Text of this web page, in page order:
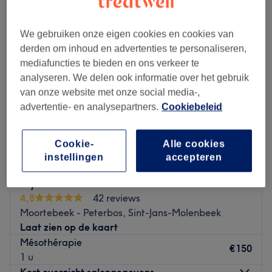
4,8
42 reviews
Moortebeek - Peterbos, Sint-Jans-Molenbeek
Laat zien op de kaart
Mésothérapie
1 u
€150
We gebruiken onze eigen cookies en cookies van
derden om inhoud en advertenties te personaliseren,
mediafuncties te bieden en ons verkeer te
analyseren. We delen ook informatie over het gebruik
van onze website met onze social media-,
advertentie- en analysepartners. Cookiebeleid
Alle cookies
accepteren
Cookie-
instellingen